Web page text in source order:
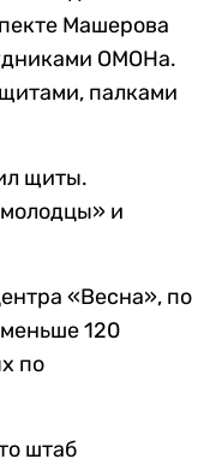
Машерова
ОМОНа.
палками
щиты.
и
«Весна», по
120
по
штаб